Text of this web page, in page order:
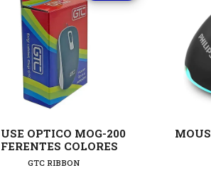
OPTICO MOG-200
COLORES
GTC RIBBON
Ver detalles